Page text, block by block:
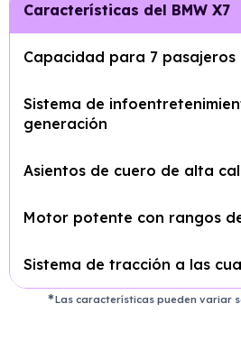
Características del BMW X7
Capacidad para 7 pasajeros
Sistema de
generación
Asientos de cuero de alta
Motor potente con rangos
Sistema de tracción a las
Las características pueden variar